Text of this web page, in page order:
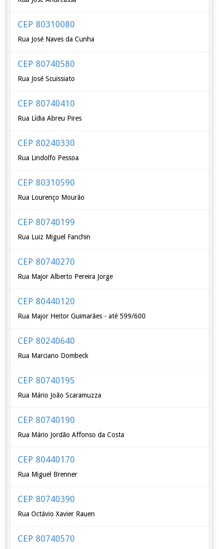
CEP 80310080
Rua José Naves da Cunha
CEP 80740580
Rua José Scuissiato
CEP 80740410
Rua Lídia Abreu Pires
CEP 80240330
Rua Lindolfo Pessoa
CEP 80310590
Rua Lourenço Mourão
CEP 80740199
Rua Luiz Miguel Fanchin
CEP 80740270
Rua Major Alberto Pereira Jorge
CEP 80440120
Rua Major Heitor Guimarães - até 599/600
CEP 80240640
Rua Marciano Dombeck
CEP 80740195
Rua Mário João Scaramuzza
CEP 80740190
Rua Mário Jordão Affonso da Costa
CEP 80440170
Rua Miguel Brenner
CEP 80740390
Rua Octávio Xavier Rauen
CEP 80740570